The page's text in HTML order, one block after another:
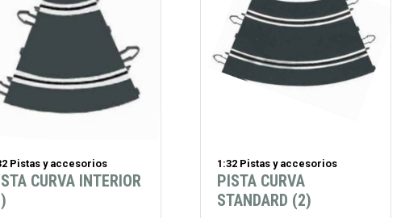
Pistas y accesorios
CURVA INTERIOR
1:32 Pistas y accesorios
PISTA CURVA
STANDARD (2)